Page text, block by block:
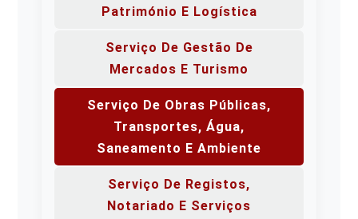
Património E Logística
Serviço De Gestão De
Mercados E Turismo
Serviço De Obras Públicas,
Transportes, Água,
Saneamento E Ambiente
Serviço De Registos,
Notariado E Serviços